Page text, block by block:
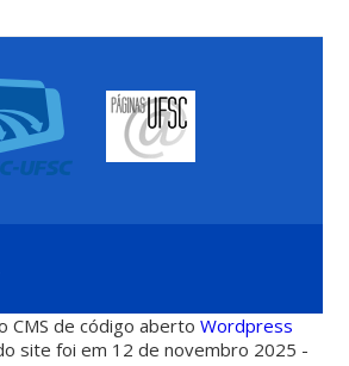
CMS de código abertoWordpress
site foi em 12 de novembro 2025 -